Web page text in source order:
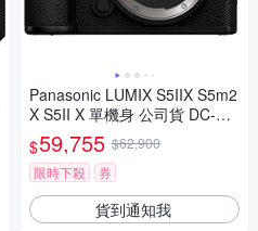
Panasonic LUMIX S5IIX S5m2
X S5II X 單機身 公司貨 DC-S5
M2X
$59,755 $62,900
限時下殺
券
貨到通知我